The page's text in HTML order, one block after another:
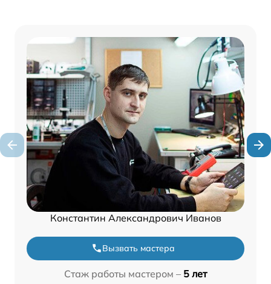
Константин Александрович Иванов
Вызвать мастера
Стаж работы мастером – 5 лет